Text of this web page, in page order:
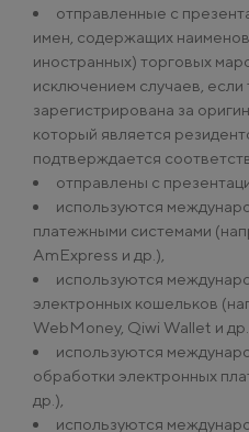
отправленные с
имен, содержащих
иностранных) торговых
исключением случаев, если
зарегистрирована за
который является
подтверждается
отправлены с
используются
платежными системами
AmExpress и др.),
используются
электронных кошельков
WebMoney, Qiwi Wallet и
используются
обработки электронных
др.),
используются